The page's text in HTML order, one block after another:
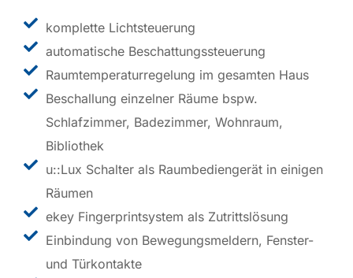
komplette Lichtsteuerung
automatische Beschattungssteuerung
Raumtemperaturregelung im gesamten Haus
Beschallung einzelner Räume bspw.
Schlafzimmer, Badezimmer, Wohnraum,
Bibliothek
u::Lux Schalter als Raumbediengerät in einigen
Räumen
ekey Fingerprintsystem als Zutrittslösung
Einbindung von Bewegungsmeldern, Fenster-
und Türkontakte